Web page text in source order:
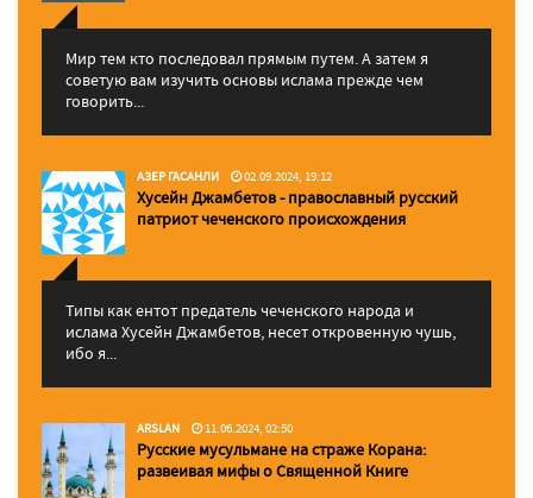
Мир тем кто последовал прямым путем. А затем я
советую вам изучить основы ислама прежде чем
говорить...
АЗЕР ГАСАНЛИ 02.09.2024, 19:12
Хусейн Джамбетов - православный русский
патриот чеченского происхождения
Типы как ентот предатель чеченского народа и
ислама Хусейн Джамбетов, несет откровенную чушь,
ибо я...
ARSLAN 11.06.2024, 02:50
Русские мусульмане на страже Корана:
pазвеивая мифы о Священной Книге